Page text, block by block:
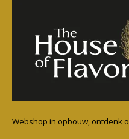
Webshop in opbouw, ontdenk